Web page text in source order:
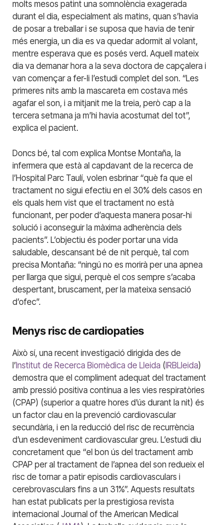
molts mesos patint una somnolència exagerada
durant el dia, especialment als matins, quan s’havia
de posar a treballar i se suposa que havia de tenir
més energia, un dia es va quedar adormit al volant,
mentre esperava que es posés verd. Aquell mateix
dia va demanar hora a la seva doctora de capçalera i
van començar a fer-li l’estudi complet del son. “Les
primeres nits amb la mascareta em costava més
agafar el son, i a mitjanit me la treia, però cap a la
tercera setmana ja m’hi havia acostumat del tot”,
explica el pacient.
Doncs bé, tal com explica Montse Montaña, la
infermera que està al capdavant de la recerca de
l’Hospital Parc Taulí, volen esbrinar “què fa que el
tractament no sigui efectiu en el 30% dels casos en
els quals hem vist que el tractament no està
funcionant, per poder d’aquesta manera posar-hi
solució i aconseguir la màxima adherència dels
pacients”. L’objectiu és poder portar una vida
saludable, descansant bé de nit perquè, tal com
precisa Montaña: “ningú no es morirà per una apnea
per llarga que sigui, perquè el cos sempre s’acaba
despertant, bruscament, per la mateixa sensació
d’ofec”.
Menys risc de cardiopaties
Això sí, una recent investigació dirigida des de
l’Institut de Recerca Biomèdica de Lleida (IRBLleida)
demostra que el compliment adequat del tractament
amb pressió positiva contínua a les vies respiratòries
(CPAP) (superior a quatre hores d’ús durant la nit) és
un factor clau en la prevenció cardiovascular
secundària, i en la reducció del risc de recurrència
d’un esdeveniment cardiovascular greu. L’estudi diu
concretament que “el bon ús del tractament amb
CPAP per al tractament de l’apnea del son redueix el
risc de tornar a patir episodis cardiovasculars i
cerebrovasculars fins a un 31%”. Aquests resultats
han estat publicats per la prestigiosa revista
internacional Journal of the American Medical